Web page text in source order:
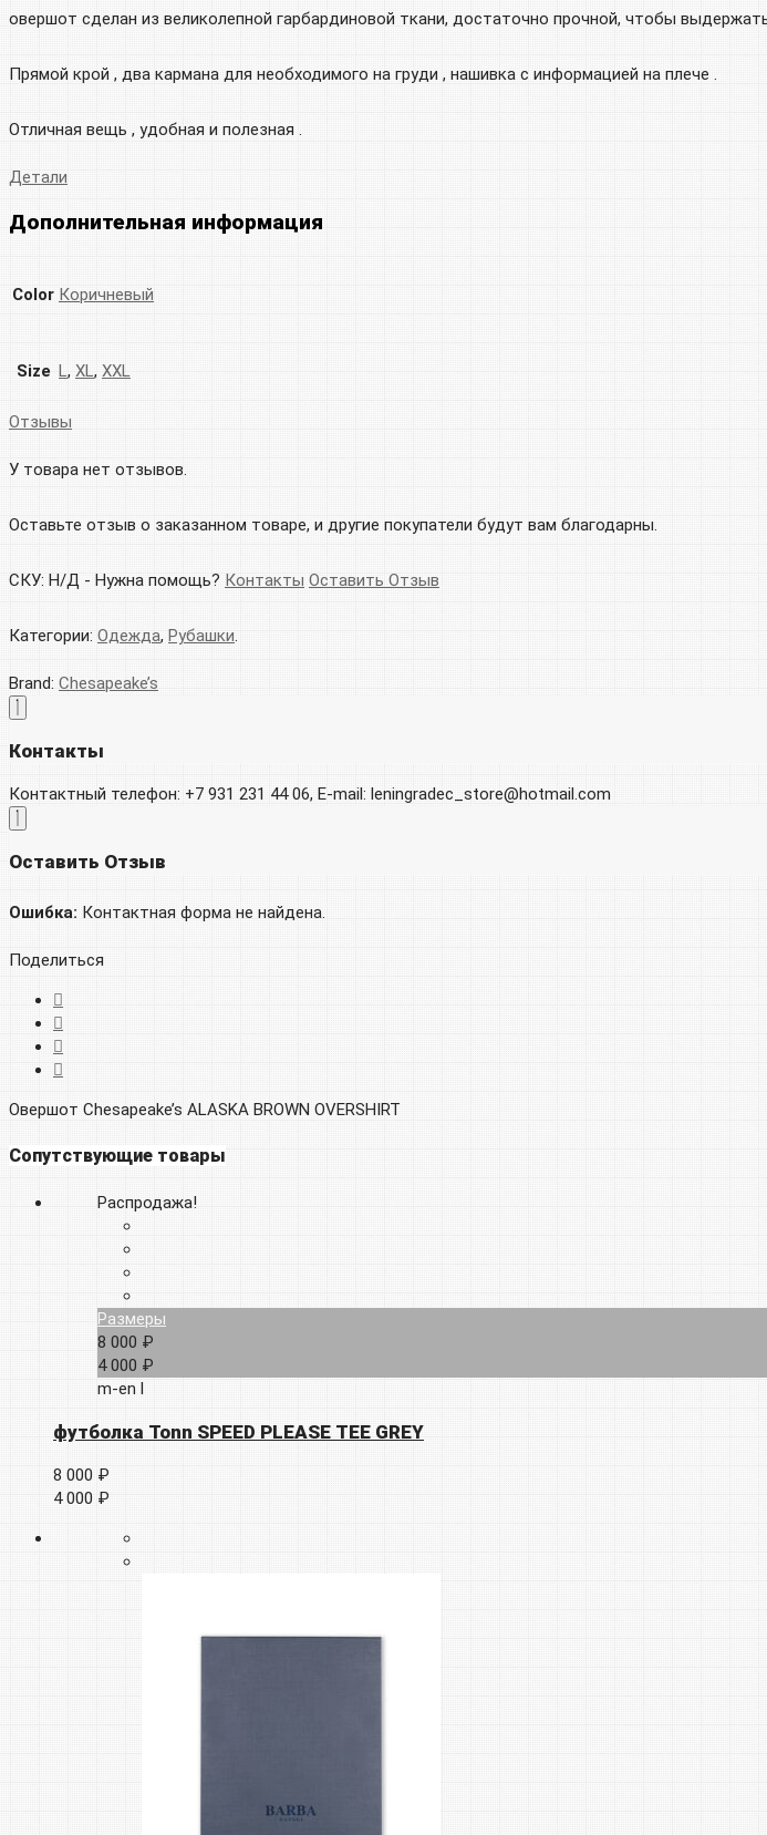
овершот сделан из великолепной гарбардиновой ткани, достаточно прочной, чтобы
Прямой крой , два кармана для необходимого на груди , нашивка с информацией на плече .
Отличная вещь , удобная и полезная .
Детали
Дополнительная информация
Color Коричневый
Size L, XL, XXL
Отзывы
У товара нет отзывов.
Оставьте отзыв о заказанном товаре, и другие покупатели будут вам благодарны.
СКУ: Н/Д - Нужна помощь? Контакты Оставить Отзыв
Категории: Одежда, Рубашки.
Brand: Chesapeake’s
Контакты
Контактный телефон: +7 931 231 44 06, E-mail: leningradec_store@hotmail.com
Оставить Отзыв
Ошибка: Контактная форма не найдена.
Поделиться
Овершот Chesapeake’s ALASKA BROWN OVERSHIRT
Сопутствующие товары
Распродажа!
Размеры
8 000 ₽
4 000 ₽
m-en l
футболка Tonn SPEED PLEASE TEE GREY
8 000 ₽
4 000 ₽